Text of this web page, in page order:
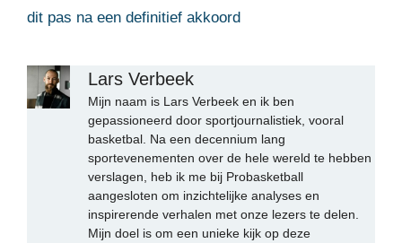
dit pas na een definitief akkoord
Lars Verbeek
Mijn naam is Lars Verbeek en ik ben
gepassioneerd door sportjournalistiek, vooral
basketbal. Na een decennium lang
sportevenementen over de hele wereld te hebben
verslagen, heb ik me bij Probasketball
aangesloten om inzichtelijke analyses en
inspirerende verhalen met onze lezers te delen.
Mijn doel is om een unieke kijk op deze